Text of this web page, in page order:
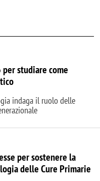
studiare come
indaga il ruolo delle
per sostenere la
delle Cure Primarie